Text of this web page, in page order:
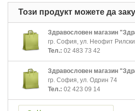
Този продукт можете да
Здравословен магазин
гр. София, ул. Неофит
Тел.: 02 483 73 42
Здравословен магазин
гр. София, ул. Одрин 74
Тел.: 02 423 09 14